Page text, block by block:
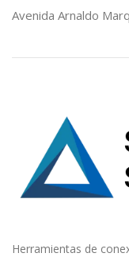
Avenida Arnaldo
Herramientas de